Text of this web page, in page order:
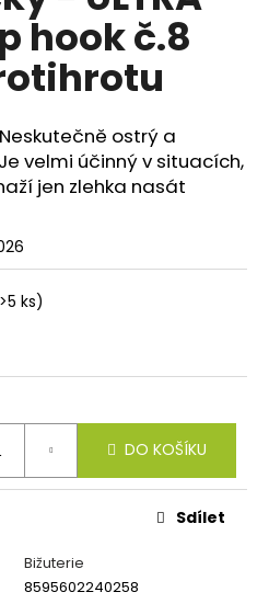
hook č.8
ostrý a
velmi účinný v situacích,
jen zlehka nasát
ks)
DO KOŠÍKU
Bižuterie
8595602240258
Sdílet